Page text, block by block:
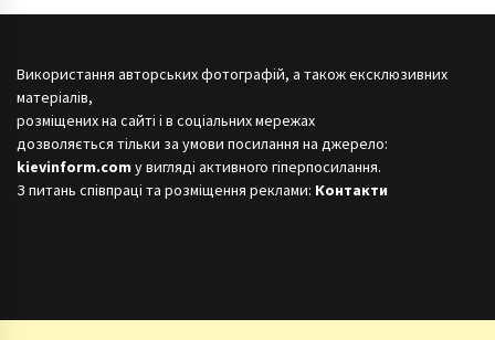
Використання авторських фотографій, а також ексклюзивних
матеріалів,
розміщених на сайті і в соціальних мережах
дозволяється тільки за умови посилання на джерело:
kievinform.com у вигляді активного гіперпосилання.
З питань співпраці та розміщення реклами: Контакти